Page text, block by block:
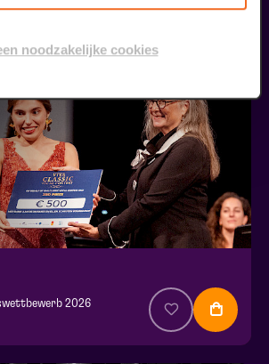
noodzakelijke cookies
2026